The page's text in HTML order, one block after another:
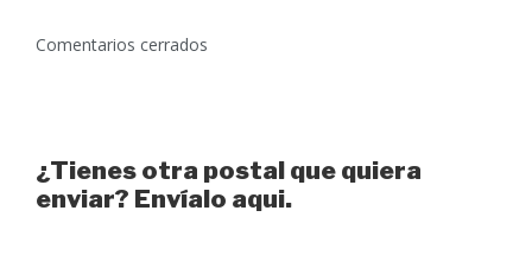
Comentarios cerrados
¿Tienes otra postal que quiera
enviar? Envíalo aqui.